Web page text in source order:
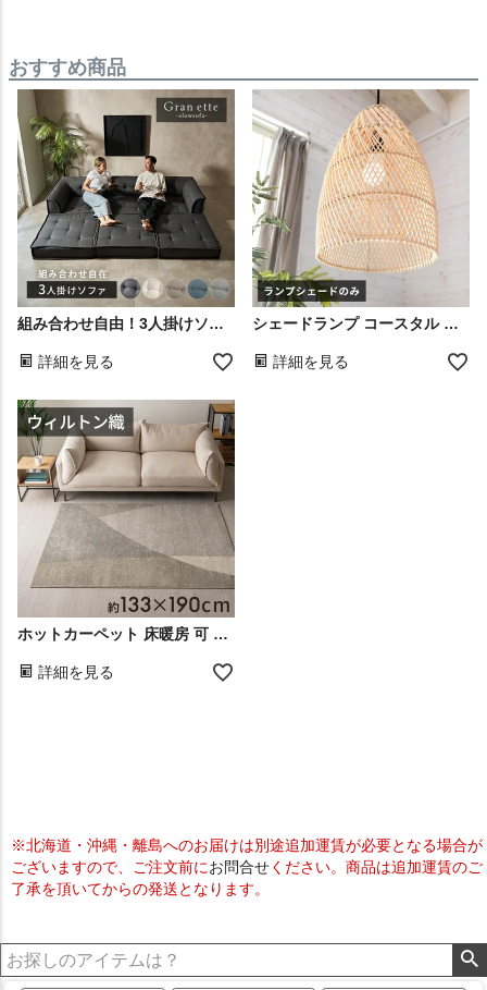
おすすめ商品
組み合わせ自由！3人掛けソファGran ette
詳細を見る
シェードランプ コースタル ナチュラル ペンダントライト 和室
詳細を見る
ホットカーペット 床暖房 可 エジプトラグ デザインラグ 約 1.5畳 敷物 モダン 模様 ベッドルーム ヴィンテージ風 幾何学模様 アンティーク風 模様替え ワンルーム 新生活
詳細を見る
※北海道・沖縄・離島へのお届けは別途追加運賃が必要となる場合が
ございますので、ご注文前にお問合せください。商品は追加運賃のご
了承を頂いてからの発送となります。